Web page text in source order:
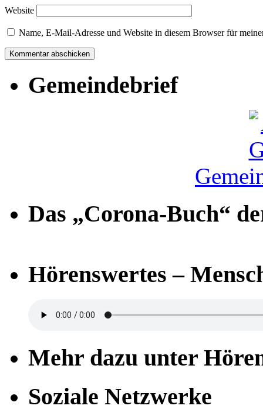
Website
Name, E-Mail-Adresse und Website in diesem Browser für
Gemeindebrief
Das „Corona-Buch“
Hörenswertes –
Mehr dazu unter
Soziale Netzwerke